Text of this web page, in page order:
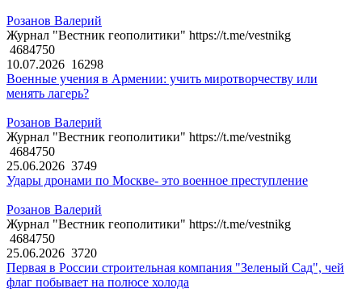
Розанов Валерий
Журнал "Вестник геополитики" https://t.me/vestnikg
4684750
10.07.2026 16298
Военные учения в Армении: учить миротворчеству или
менять лагерь?
Розанов Валерий
Журнал "Вестник геополитики" https://t.me/vestnikg
4684750
25.06.2026 3749
Удары дронами по Москве- это военное преступление
Розанов Валерий
Журнал "Вестник геополитики" https://t.me/vestnikg
4684750
25.06.2026 3720
Первая в России строительная компания "Зеленый Сад", чей
флаг побывает на полюсе холода